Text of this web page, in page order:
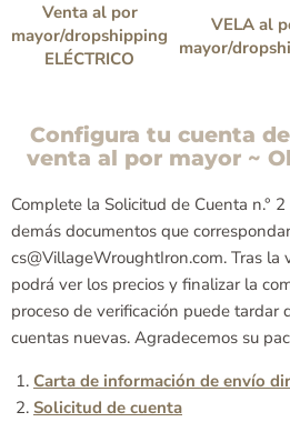
Venta al por
mayor/dropshipping
ELÉCTRICO
VELA al
mayor/
Configura tu cuenta
venta al por mayor ~
Complete la Solicitud de Cuenta n.°
demás documentos que
cs@VillageWroughtIron.com. Tras la
podrá ver los precios y finalizar la
proceso de verificación puede tardar
cuentas nuevas. Agradecemos su
Carta de información de envío
Solicitud de cuenta